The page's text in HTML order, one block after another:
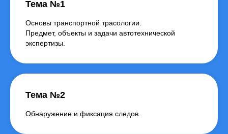
Тема №1
Основы транспортной трасологии.
Предмет, объекты и задачи автотехнической
экспертизы.
Тема №2
Обнаружение и фиксация следов.